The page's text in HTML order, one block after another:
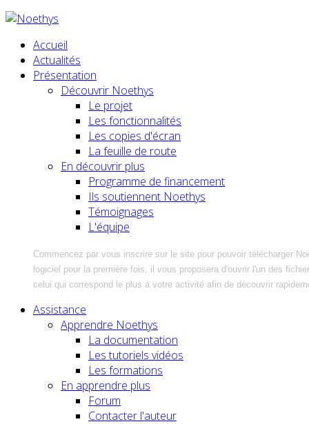
Accueil
Actualités
Présentation
Découvrir Noethys
Le projet
Les fonctionnalités
Les copies d'écran
La feuille de route
En découvrir plus
Programme de financement
Ils soutiennent Noethys
Témoignages
L'équipe
Commencez par vous inscrire sur le site pour pouvoir télécharger
logiciel pour la première fois, il vous proposera d'ouvrir l'un des
celui qui correspond le plus à votre activité afin de découvrir
Assistance
Apprendre Noethys
La documentation
Les tutoriels vidéos
Les formations
En apprendre plus
Forum
Contacter l'auteur